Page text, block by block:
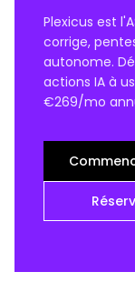
Plexicus est
corrige,
autonome.
actions IA à
€269/mo